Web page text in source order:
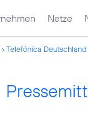
Netze
Telefónica